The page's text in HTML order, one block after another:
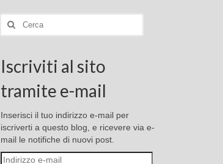
Cerca:
Iscriviti al sito
tramite e-mail
Inserisci il tuo indirizzo e-mail per
iscriverti a questo blog, e ricevere via e-
mail le notifiche di nuovi post.
Indirizzo